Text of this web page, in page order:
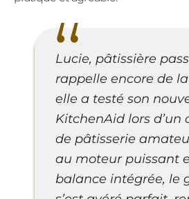
Lucie, pâtissière
rappelle encore de
elle a testé son
KitchenAid lors d’un
de pâtisserie
au moteur puissant
balance intégrée, le